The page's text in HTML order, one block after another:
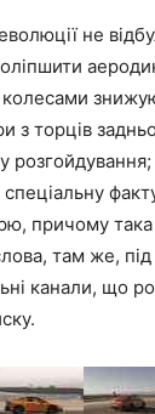
не
колесами
з торців
причому
там же,
канали, що